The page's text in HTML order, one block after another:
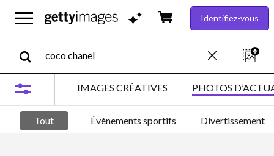
Identifiez-vous
IMAGES CRÉATIVES PHOTOS
Tout Événements sportifs Divertissement